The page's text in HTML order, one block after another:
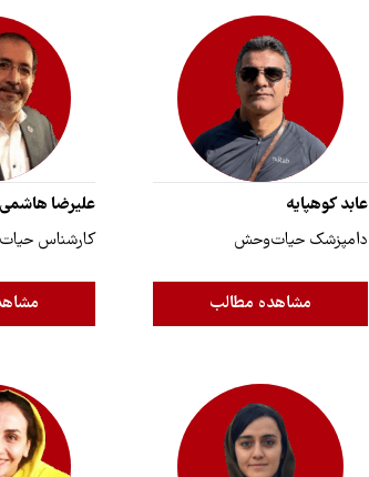
عابد کوهپایه
دامپزشک حیات‌وحش
مشاهده مطالب
علیرضا هاشمی
کارشناس